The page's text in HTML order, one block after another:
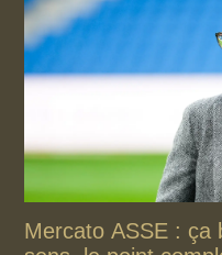
Mercato ASSE : ça